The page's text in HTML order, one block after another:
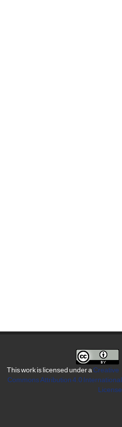
Creative
Commons Attribution 4.0 International
License